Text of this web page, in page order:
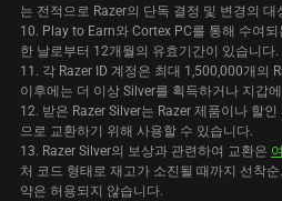
는 전적으로 Razer의 단독 결정 및 변경의 대
10. Play to Earn와 Cortex PC를 통해 수여
한 날로부터 12개월의 유효기간이 있습니다.
11. 각 Razer ID 계정은 최대 1,500,000개의
이후에는 더 이상 Silver를 획득하거나 지갑
12. 받은 Razer Silver는 Razer 제품이나 할
으로 교환하기 위해 사용할 수 있습니다.
13. Razer Silver의 보상과 관련하여 교환은
처 코드 형태로 재고가 소진될 때까지 선착
약은 허용되지 않습니다.